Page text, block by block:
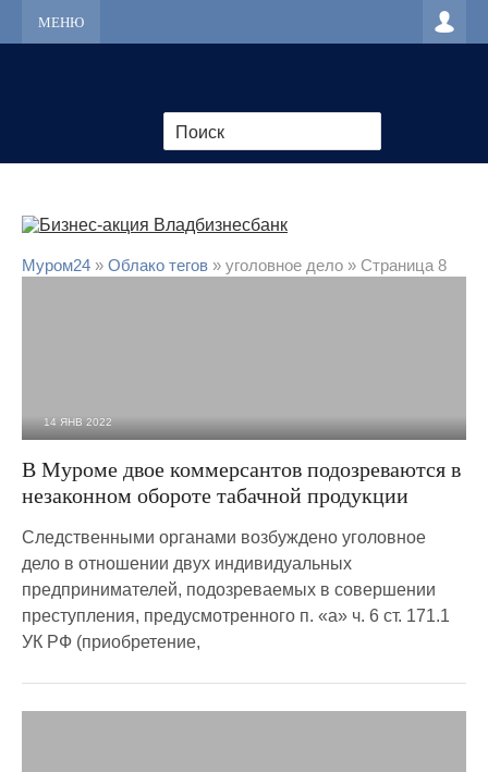
МЕНЮ
Муром24 » Облако тегов » уголовное дело » Страница 8
14 ЯНВ 2022
В Муроме двое коммерсантов подозреваются в
незаконном обороте табачной продукции
Следственными органами возбуждено уголовное
дело в отношении двух индивидуальных
предпринимателей, подозреваемых в совершении
преступления, предусмотренного п. «а» ч. 6 ст. 171.1
УК РФ (приобретение,